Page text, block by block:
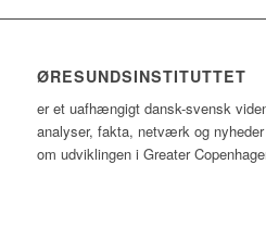
ØRESUNDSINSTITUTTET
er et uafhængigt dansk-svensk
analyser, fakta, netværk og
om udviklingen i Greater